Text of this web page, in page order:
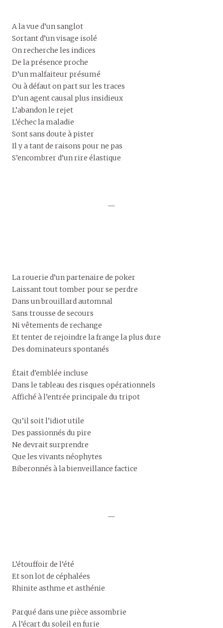
A la vue d’un sanglot
Sortant d’un visage isolé
On recherche les indices
De la présence proche
D’un malfaiteur présumé
Ou à défaut on part sur les traces
D’un agent causal plus insidieux
L’abandon le rejet
L’échec la maladie
Sont sans doute à pister
Il y a tant de raisons pour ne pas
S’encombrer d’un rire élastique
—
La rouerie d’un partenaire de poker
Laissant tout tomber pour se perdre
Dans un brouillard automnal
Sans trousse de secours
Ni vêtements de rechange
Et tenter de rejoindre la frange la plus dure
Des dominateurs spontanés
Était d’emblée incluse
Dans le tableau des risques opérationnels
Affiché à l’entrée principale du tripot
Qu’il soit l’idiot utile
Des passionnés du pire
Ne devrait surprendre
Que les vivants néophytes
Biberonnés à la bienveillance factice
—
L’étouffoir de l’été
Et son lot de céphalées
Rhinite asthme et asthénie
Parqué dans une pièce assombrie
A l’écart du soleil en furie